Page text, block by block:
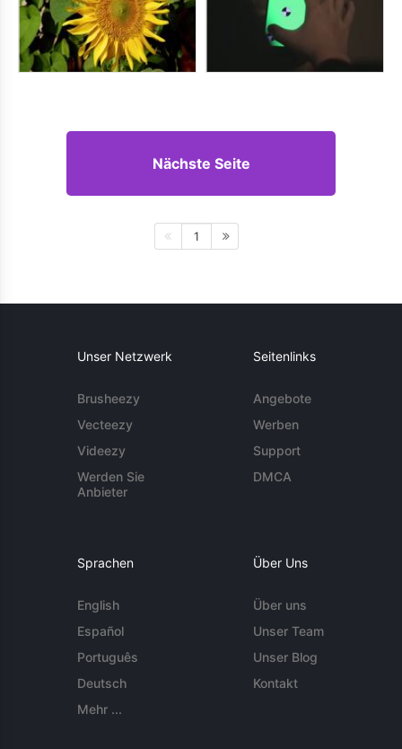
Nächste Seite
1
Unser Netzwerk
Brusheezy
Vecteezy
Videezy
Werden Sie
Anbieter
Seitenlinks
Angebote
Werben
Support
DMCA
Sprachen
English
Español
Português
Deutsch
Mehr ...
Über Uns
Über uns
Unser Team
Unser Blog
Kontakt